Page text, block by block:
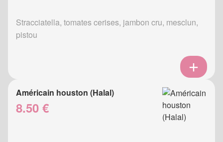
Stracciatella, tomates cerises, jambon cru, mesclun,
pistou
Américain houston (Halal)
8.50 €